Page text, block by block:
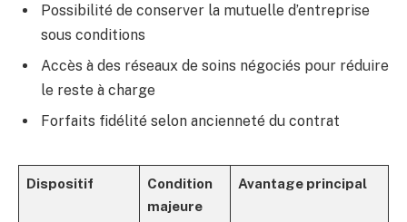
Possibilité de conserver la mutuelle d’entreprise
sous conditions
Accès à des réseaux de soins négociés pour réduire
le reste à charge
Forfaits fidélité selon ancienneté du contrat
Dispositif
Condition
majeure
Avantage principal